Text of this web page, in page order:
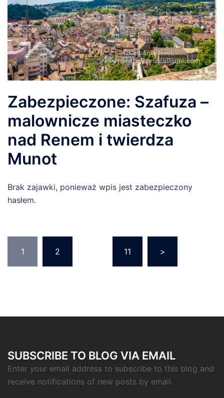
Zabezpieczone: Szafuza –
malownicze miasteczko
nad Renem i twierdza
Munot
Brak zajawki, ponieważ wpis jest zabezpieczony
hasłem.
wpisach
1 2 11 >
SUBSCRIBE TO BLOG VIA EMAIL
Enter your email address to subscribe to this blog and
receive notifications of new posts by email.